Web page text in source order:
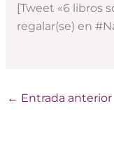
[Tweet «6 libros
regalar(se) en
← Entrada anterior